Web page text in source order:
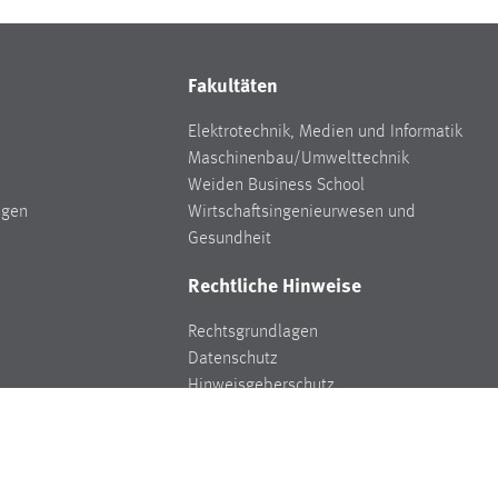
Fakultäten
Elektrotechnik, Medien und Informatik
Maschinenbau/Umwelttechnik
Weiden Business School
Wirtschaftsingenieurwesen und
Gesundheit
Rechtliche Hinweise
Rechtsgrundlagen
Datenschutz
Hinweisgeberschutz